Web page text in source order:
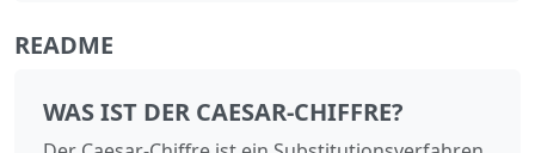
README
WAS IST DER CAESAR-CHIFFRE?